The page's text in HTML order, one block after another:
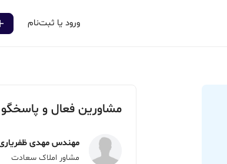
ورود یا ثبت‌نام
مشاورین فعال و پاسخگو
مهندس مهدی ظفریاری
مشاور املاک سعادت